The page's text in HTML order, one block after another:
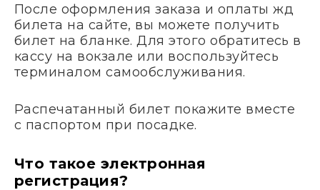
После оформления заказа и оплаты жд
билета на сайте, вы можете получить
билет на бланке. Для этого обратитесь в
кассу на вокзале или воспользуйтесь
терминалом самообслуживания.
Распечатанный билет покажите вместе
с паспортом при посадке.
Что такое электронная
регистрация?